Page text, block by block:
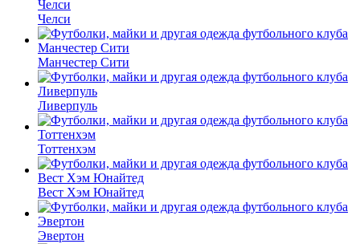
Челси
Манчестер Сити
Ливерпуль
Тоттенхэм
Вест Хэм Юнайтед
Эвертон